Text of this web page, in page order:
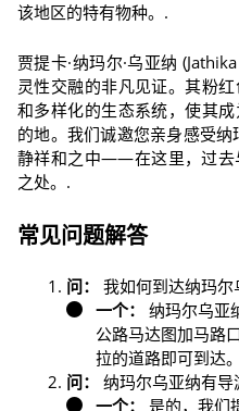
该地区的特有物种。.
贾提卡·纳玛尔·乌亚纳
灵性交融的非凡见证。其粉
和多样化的生态系统，使其
的地。我们诚邀您亲身感受
静祥和之中——在这里，过去
之处。.
常见问题解答
问：
我如何到达纳玛尔
一个：
纳玛尔乌亚
公路马达图加马路
拉的道路即可到达
问：
纳玛尔乌亚纳有导
一个：
是的，我们